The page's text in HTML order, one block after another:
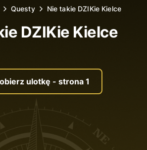
Aktualności
Questy Nie takie DZIKie Kielce
DZIKie Kielce
ulotkę - strona 1